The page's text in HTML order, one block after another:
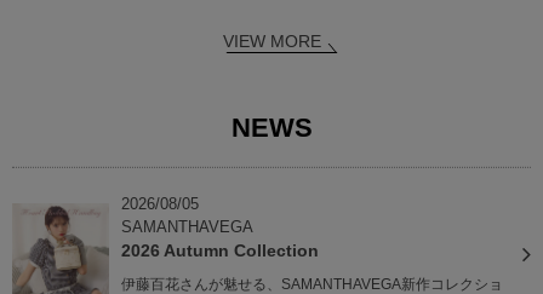
VIEW MORE
NEWS
2026/08/05
SAMANTHAVEGA
2026 Autumn Collection
伊藤百花さんが魅せる、SAMANTHAVEGA新作コレクショ